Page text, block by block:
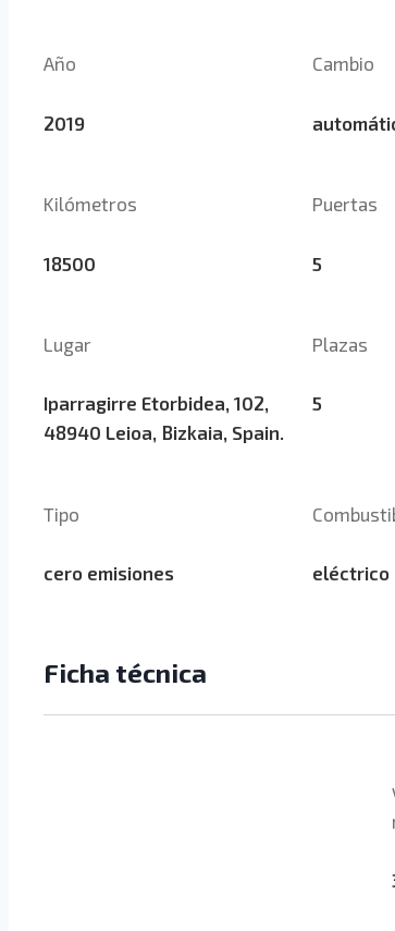
Año
2019
Cambio
Kilómetros
18500
Puertas
5
Lugar
Iparragirre Etorbidea, 102,
48940 Leioa, Bizkaia, Spain.
Plazas
5
Tipo
cero emisiones eléctrico
Ficha técnica